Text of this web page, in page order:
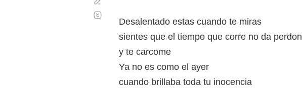
Desalentado estas cuando te miras
sientes que el tiempo que corre no da perdon
y te carcome
Ya no es como el ayer
cuando brillaba toda tu inocencia
automático